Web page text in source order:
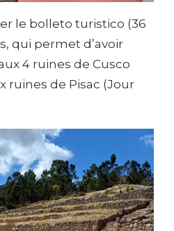
le bolleto turistico (36
qui permet d’avoir
4 ruines de Cusco
ruines de Pisac (Jour